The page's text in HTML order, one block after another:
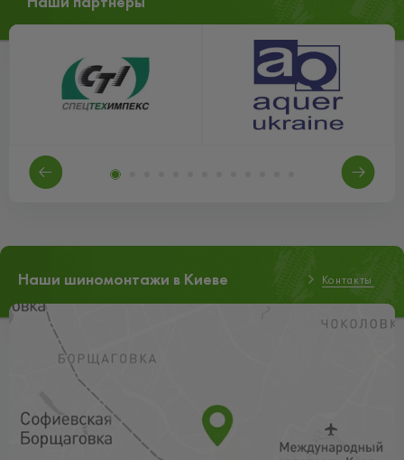
Наши шиномонтажи в Киеве Контакты